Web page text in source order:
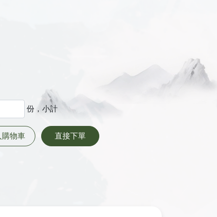
份，小計
購物車 直接下單